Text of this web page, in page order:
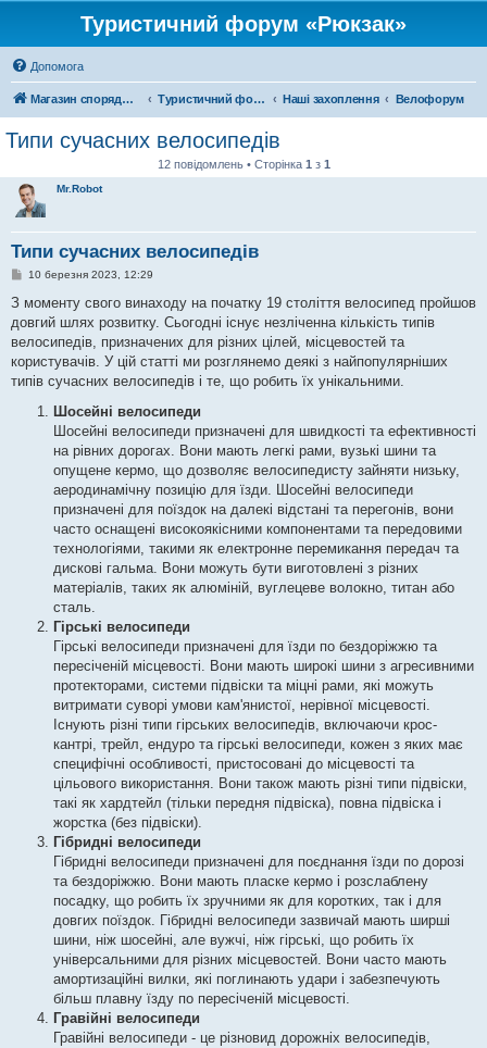
Туристичний форум «Рюкзак»
Допомога
Магазин спорядження Туристичний форум «Рюкзак» Наші захоплення Велофорум
Типи сучасних велосипедів
12 повідомлень • Сторінка 1 з 1
Mr.Robot
Типи сучасних велосипедів
П
в
д
о
л
е
10 березня 2023, 12:29
З моменту свого винаходу на початку 19 століття велосипед пройшов
довгий шлях розвитку. Сьогодні існує незліченна кількість типів
велосипедів, призначених для різних цілей, місцевостей та
користувачів. У цій статті ми розглянемо деякі з найпопулярніших
типів сучасних велосипедів і те, що робить їх унікальними.
Шосейні велосипеди
Шосейні велосипеди призначені для швидкості та ефективності
на рівних дорогах. Вони мають легкі рами, вузькі шини та
опущене кермо, що дозволяє велосипедисту зайняти низьку,
аеродинамічну позицію для їзди. Шосейні велосипеди
призначені для поїздок на далекі відстані та перегонів, вони
часто оснащені високоякісними компонентами та передовими
технологіями, такими як електронне перемикання передач та
дискові гальма. Вони можуть бути виготовлені з різних
матеріалів, таких як алюміній, вуглецеве волокно, титан або
сталь.
Гірські велосипеди
Гірські велосипеди призначені для їзди по бездоріжжю та
пересіченій місцевості. Вони мають широкі шини з агресивними
протекторами, системи підвіски та міцні рами, які можуть
витримати суворі умови кам'янистої, нерівної місцевості.
Існують різні типи гірських велосипедів, включаючи крос-
кантрі, трейл, ендуро та гірські велосипеди, кожен з яких має
специфічні особливості, пристосовані до місцевості та
цільового використання. Вони також мають різні типи підвіски,
такі як хардтейл (тільки передня підвіска), повна підвіска і
жорстка (без підвіски).
Гібридні велосипеди
Гібридні велосипеди призначені для поєднання їзди по дорозі
та бездоріжжю. Вони мають пласке кермо і розслаблену
посадку, що робить їх зручними як для коротких, так і для
довгих поїздок. Гібридні велосипеди зазвичай мають ширші
шини, ніж шосейні, але вужчі, ніж гірські, що робить їх
універсальними для різних місцевостей. Вони часто мають
амортизаційні вилки, які поглинають удари і забезпечують
більш плавну їзду по пересіченій місцевості.
Гравійні велосипеди
Гравійні велосипеди - це різновид дорожніх велосипедів,